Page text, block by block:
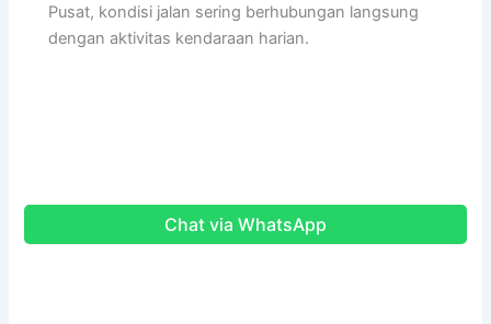
Pusat, kondisi jalan sering berhubungan langsung
dengan aktivitas kendaraan harian.
Chat via WhatsApp